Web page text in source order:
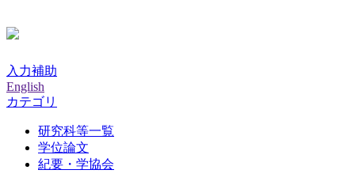
入力補助
English
カテゴリ
研究科等一覧
学位論文
紀要・学協会